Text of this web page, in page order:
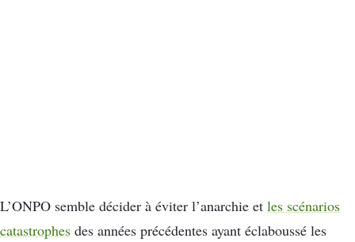
L’ONPO semble décider à éviter l’anarchie et les scénarios
catastrophes des années précédentes ayant éclaboussé les